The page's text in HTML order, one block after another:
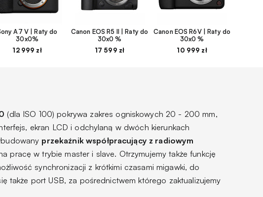
A7 V | Raty do
30x0%
12 999 zł
Canon EOS R5 II | Raty do
30x0 %
17 599 zł
Canon EOS R6V | Raty do
30x0 %
10 999 zł
(dla ISO 100) pokrywa zakres ogniskowych 20 - 200 mm,
ekran LCD i odchylaną w dwóch kierunkach
przekaźnik współpracujący z radiowym
pracę w trybie master i slave. Otrzymujemy także funkcję
synchronizacji z krótkimi czasami migawki, do
także port USB, za pośrednictwem którego zaktualizujemy